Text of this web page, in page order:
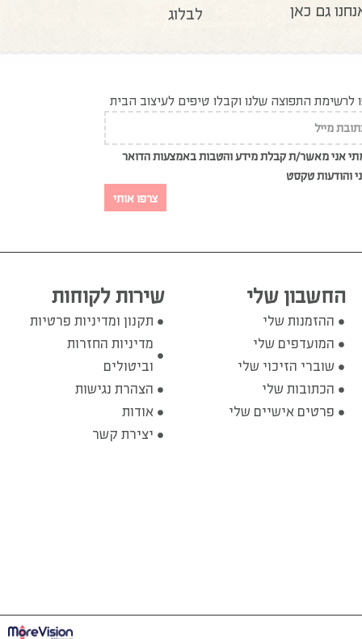
גם כאן לבלוג
לרשימת התפוצה שלנו וקבלו טיפים לעיצוב הבית
אני מאשר/ת קבלת מידע והטבות באמצעות הדואר
והודעות טקסט
צרפו אותי
החשבון שלי
ההזמנות שלי
המועדפים שלי
שוברי הזיכוי שלי
הכתובות שלי
פרטים אישיים שלי
שירות לקוחות
תקנון ומדיניות פרטיות
מדיניות החזרות
וביטולים
הצהרת נגישות
אודות
יצירת קשר